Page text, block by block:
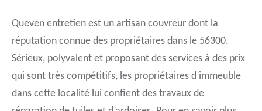
Queven entretien est un artisan couvreur dont la
réputation connue des propriétaires dans le 56300.
Sérieux, polyvalent et proposant des services à des prix
qui sont très compétitifs, les propriétaires d’immeuble
dans cette localité lui confient des travaux de